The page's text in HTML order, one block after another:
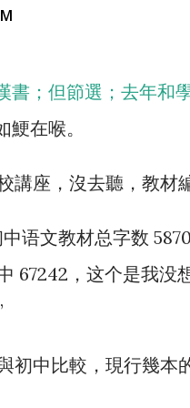
書；但節選；去年和
鯁在喉。
講座，沒去聽，教材
语文教材总字数
67242，这个是我
初中比較，現行幾本